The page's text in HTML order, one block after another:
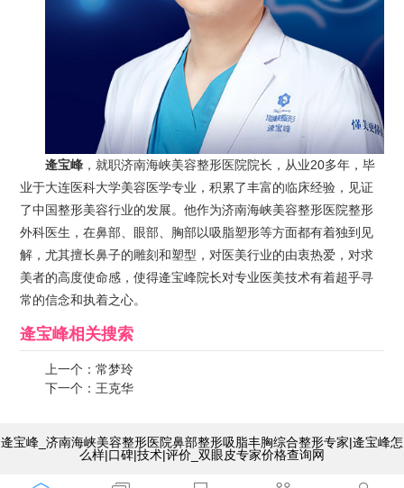
逄宝峰 ，就职济南海峡美容整形医院院长，从业20多年，毕
业于大连医科大学美容医学专业，积累了丰富的临床经验，见证
了中国整形美容行业的发展。他作为济南海峡美容整形医院整形
外科医生，在鼻部、眼部、胸部以吸脂塑形等方面都有着独到见
解，尤其擅长鼻子的雕刻和塑型，对医美行业的由衷热爱，对求
美者的高度使命感，使得逄宝峰院长对专业医美技术有着超乎寻
常的信念和执着之心。
逄宝峰相关搜索
上一个：常梦玲
下一个： 王克华
逄宝峰_济南海峡美容整形医院鼻部整形吸脂丰胸综合整形专家|逄宝峰怎
么样|口碑|技术|评价_双眼皮专家价格查询网